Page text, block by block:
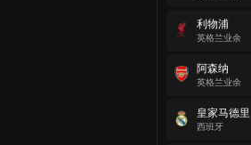
利物浦
英格兰业余
阿森纳
英格兰业余
皇家马德里
西班牙